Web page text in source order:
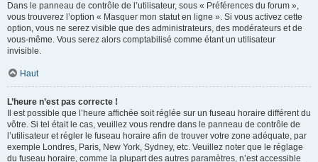
Dans le panneau de contrôle de l’utilisateur, sous « Préférences du forum »,
vous trouverez l’option « Masquer mon statut en ligne ». Si vous activez cette
option, vous ne serez visible que des administrateurs, des modérateurs et de
vous-même. Vous serez alors comptabilisé comme étant un utilisateur
invisible.
Haut
L’heure n’est pas correcte !
Il est possible que l’heure affichée soit réglée sur un fuseau horaire différent du
vôtre. Si tel était le cas, veuillez vous rendre dans le panneau de contrôle de
l’utilisateur et régler le fuseau horaire afin de trouver votre zone adéquate, par
exemple Londres, Paris, New York, Sydney, etc. Veuillez noter que le réglage
du fuseau horaire, comme la plupart des autres paramètres, n’est accessible